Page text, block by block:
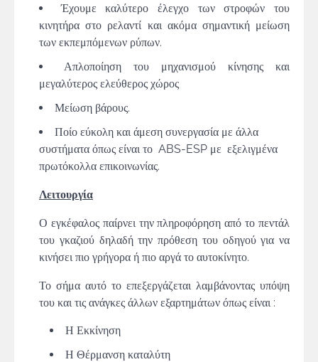
Έχουμε καλύτερο έλεγχο των στροφών του
κινητήρα στο ρελαντί και ακόμα σημαντική μείωση
των εκπεμπόμενων ρύπων.
Απλοποίηση του μηχανισμού κίνησης και
μεγαλύτερος ελεύθερος χώρος
Μείωση βάρους.
Ποίο εύκολη και άμεση συνεργασία με άλλα
συστήματα όπως είναι το ABS-ESP με εξελιγμένα
πρωτόκολλα επικοινωνίας.
Λειτουργία
Ο εγκέφαλος παίρνει την πληροφόρηση από το πεντάλ
του γκαζιού δηλαδή την πρόθεση του οδηγού για να
κινήσει πιο γρήγορα ή πιο αργά το αυτοκίνητο.
Το σήμα αυτό το επεξεργάζεται λαμβάνοντας υπόψη
του και τις ανάγκες άλλων εξαρτημάτων όπως είναι :
Η Εκκίνηση
Η Θέρμανση καταλύτη